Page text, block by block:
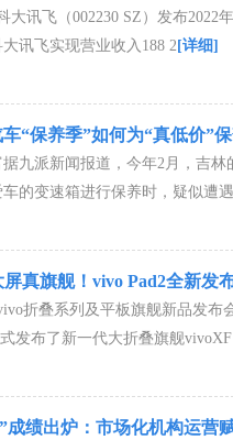
大讯飞（002230 SZ）发布2022
讯飞实现营业收入188 2[详细]
“保养季”如何为“真低价”
九派新闻报道，今年2月，吉林
的变速箱进行保养时，疑似遭
真旗舰！vivo Pad2全新发
折叠系列及平板旗舰新品发布
发布了新一代大折叠旗舰vivoXF
绩出炉：市场化机构运营